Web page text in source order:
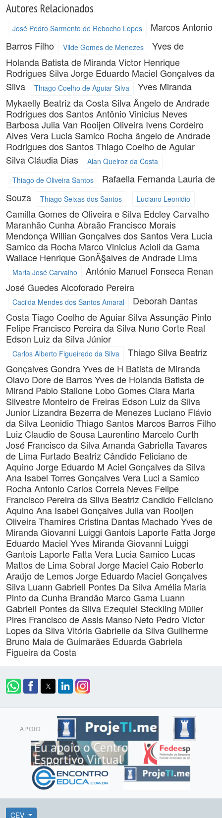
Autores Relacionados
José Pedro Sarmento de Rebocho Lopes
Marcos Antonio
Barros Filho
Vilde Gomes de Menezes
Yves de
Holanda Batista de MirandaVictor Henrique
Rodrigues SilvaJorge Eduardo Maciel Gonçalves da
Silva
Thiago Coelho de Aguiar Silva
Yves Miranda
Mykaelly Beatriz da Costa SilvaÂngelo de Andrade
Rodrigues dos SantosAntônio Vinicius Neves
BarbosaJulia Van Rooijen Oliveira Ivens Cordeiro
AlvesVera Lucia Samico Rochaângelo de Andrade
Rodrigues dos SantosThiago Coelho de Aguiar
Silva Cláudia Dias
Alan Queiroz da Costa
Thiago de Oliveira Santos
Rafaella Fernanda Lauria de
Souza
Thiago Seixas dos Santos Luciano Leonidio
Camilla Gomes de Oliveira e Silva Edcley Carvalho
Maranhão CunhaAbraão Francisco Morais
MendonçaWillian Gonçalves dos SantosVera Lucia
Samico da Rocha Marco Vinicius Acioli da Gama
Wallace Henrique GonÃ§alves de Andrade Lima
Maria José Carvalho António Manuel Fonseca Renan
José Guedes Alcoforado Pereira
Cacilda Mendes dos Santos Amaral
Deborah Dantas
CostaTiago Coelho de Aguiar SilvaAssunção Pinto
Felipe Francisco Pereira da Silva Nuno Corte Real
Edson Luiz da Silva Júnior
Carlos Alberto Figueiredo da Silva Thiago Silva Beatriz
Gonçalves GondraYves de H Batista de Miranda
Olavo Dore de BarrosYves de Holanda Batista de
Mirand Pablo Stallone Lobo Gomes Clara Maria
Silvestre Monteiro de Freiras Edson Luiz da Silva
Junior Lizandra Bezerra de Menezes Luciano Flávio
da Silva Leonidio Thiago Santos Marcos Barros Filho
Luiz Claudio de Sousa Laurentino Marcelo Curth
José Francisco da SilvaAmanda Gabriella Tavares
de Lima Furtado Beatriz Cândido Feliciano de
Aquino Jorge Eduardo M Aciel Gonçalves da Silva
Ana Isabel Torres GonçalvesVera Luci a Samico
RochaAntonio Carlos Correia Neves Felipe
Francisco Pereira da Silva Beatriz Candido Feliciano
Aquino Ana Isabel GonçalvesJulia van Rooijen
OliveiraThamires Cristina Dantas Machado Yves de
MirandaGiovanni Luiggi Gantois Laporte FattaJorge
Eduardo Maciel Yves MirandaGiovanni Luiggi
Gantois Laporte FattaVera Lucia Samico Lucas
Mattos de Lima Sobral Jorge Maciel Caio Roberto
Araújo de LemosJorge Eduardo Maciel Gonçalves
Silva Luann Gabriell Pontes Da SilvaAmélia Maria
Pinto da Cunha Brandão Marco Gama Luann
Gabriell Pontes da Silva Ezequiel Steckling Müller
Pires Francisco de Assis Manso Neto Pedro Victor
Lopes da SilvaVitória Gabrielle da Silva Guilherme
Bruno Maia de Guimarães Eduarda Gabriela
Figueira da Costa
APOIO
CEV